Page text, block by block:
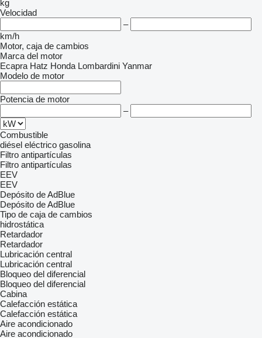
kg
Velocidad
–
km/h
Motor, caja de cambios
Marca del motor
Ecapra Hatz Honda Lombardini Yanmar
Modelo de motor
Potencia de motor
–
Combustible
diésel eléctrico gasolina
Filtro antipartículas
Filtro antipartículas
EEV
EEV
Depósito de AdBlue
Depósito de AdBlue
Tipo de caja de cambios
hidrostática
Retardador
Retardador
Lubricación central
Lubricación central
Bloqueo del diferencial
Bloqueo del diferencial
Cabina
Calefacción estática
Calefacción estática
Aire acondicionado
Aire acondicionado